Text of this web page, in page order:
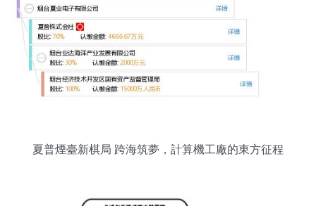
夏普煙臺新棋局 跨海筑夢，計算機工廠的東方征程